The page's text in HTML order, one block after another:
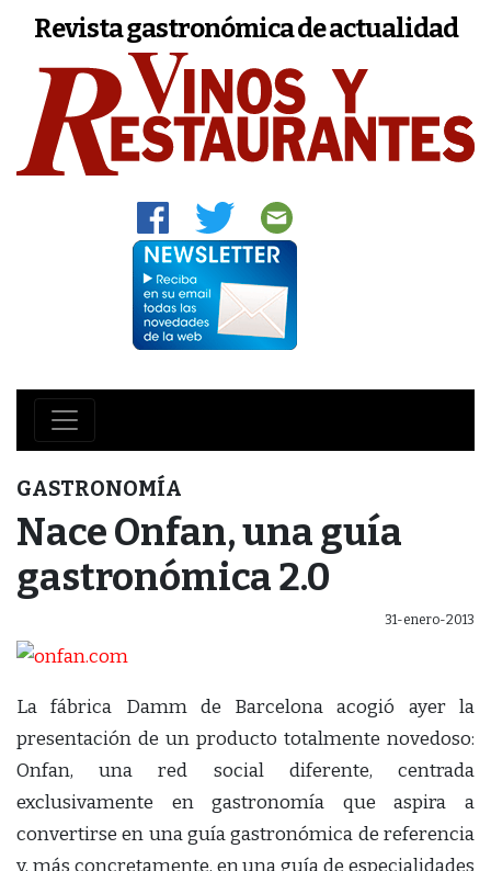
Revista gastronómica de actualidad
GASTRONOMÍA
Nace Onfan, una guía
gastronómica 2.0
31-enero-2013
La fábrica Damm de Barcelona acogió ayer la
presentación de un producto totalmente novedoso:
Onfan, una red social diferente, centrada
exclusivamente en gastronomía que aspira a
convertirse en una guía gastronómica de referencia
y, más concretamente, en una guía de especialidades